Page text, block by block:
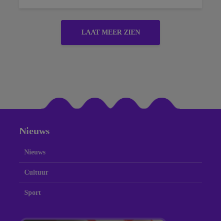
LAAT MEER ZIEN
Nieuws
Nieuws
Cultuur
Sport